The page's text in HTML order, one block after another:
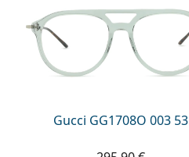
Gucci GG1708O 003 53